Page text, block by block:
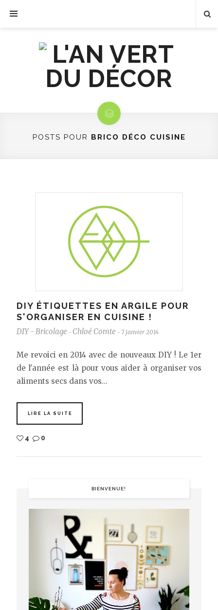
POSTS POUR BRICO DÉCO CUISINE
DIY ÉTIQUETTES EN ARGILE POUR
S'ORGANISER EN CUISINE !
DIY - Bricolage - Chloé Comte - 7 janvier 2014
Me revoici en 2014 avec de nouveaux DIY ! Le 1er
de l'année est là pour vous aider à organiser vos
aliments secs dans vos…
LIRE LA SUITE
4 0
BIENVENUE!